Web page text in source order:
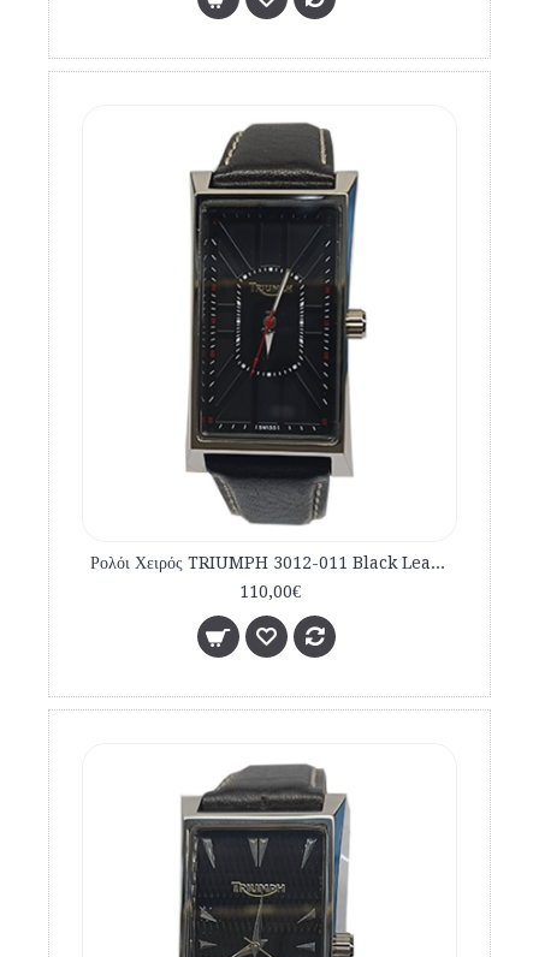
Ρολόι Χειρός TRIUMPH 3012-011 Black Leather Strap
110,00€